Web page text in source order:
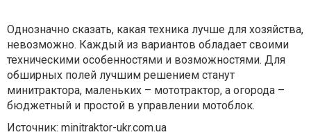
Однозначно сказать, какая техника лучше для хозяйства,
невозможно. Каждый из вариантов обладает своими
техническими особенностями и возможностями. Для
обширных полей лучшим решением станут
минитрактора, маленьких – мототрактор, а огорода –
бюджетный и простой в управлении мотоблок.
Источник: minitraktor-ukr.com.ua